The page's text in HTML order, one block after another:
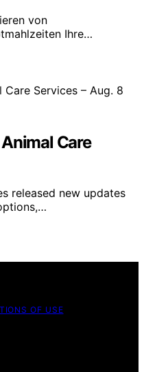
von
Ihre…
Care
released new updates
OF USE